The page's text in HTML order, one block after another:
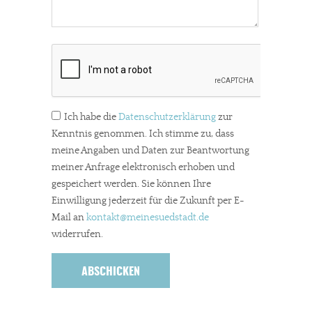
In eigener Sache
Dir gefällt unsere Arbeit?
meinesuedstadt.de finanziert sich durch Partnerprofile und
Werbung. Beide Einnahmequellen sind in den letzten Monaten
Ich habe dieDatenschutzerklärungzur
Kenntnis genommen. Ich stimme zu, dass
meine Angaben und Daten zur Beantwortung
meiner Anfrage elektronisch erhoben und
gespeichert werden. Sie können Ihre
Einwilligung jederzeit für die Zukunft per E-
Mail ankontakt@meinesuedstadt.de
widerrufen.